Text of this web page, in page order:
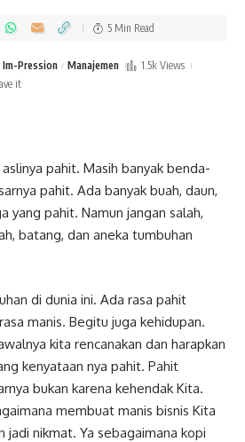
Im-Pression Manajemen
1.5k Views
5 Min Read
pahit. Masih banyak benda-
pahit. Ada banyak buah, daun,
yang pahit. Namun jangan salah,
batang, dan aneka tumbuhan
di dunia ini. Ada rasa pahit
manis. Begitu juga kehidupan.
kita rencanakan dan harapkan
kenyataan nya pahit. Pahit
bukan karena kehendak Kita.
membuat manis bisnis Kita
jadi nikmat. Ya sebagaimana kopi